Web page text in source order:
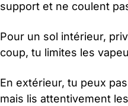
support et ne coulent
Pour un sol intérieur,
coup, tu limites les
En extérieur, tu peux
mais lis attentivement